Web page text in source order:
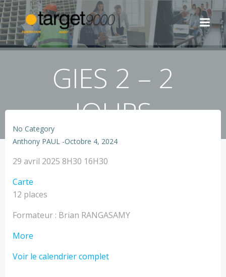
Aller
au
contenu
GIES 2 – 2
JOURS
No Category
Anthony PAUL -Octobre 4, 2024
GIES
-
2
JOURS
29 avril 2025 8H30 16H30
Carte
-
12 places
Formateur : Brian RANGASAMY
More
2
Voir le calendrier complet